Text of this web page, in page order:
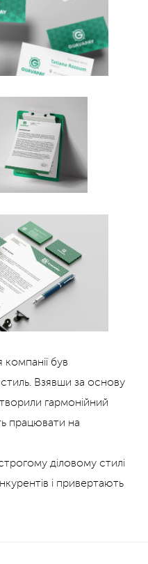
був
Взявши за основу
гармонійний
працювати на
діловому стилі
і привертають